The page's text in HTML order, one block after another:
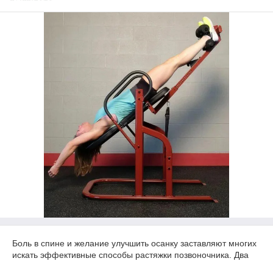
Боль в спине и желание улучшить осанку заставляют многих
искать эффективные способы растяжки позвоночника. Два